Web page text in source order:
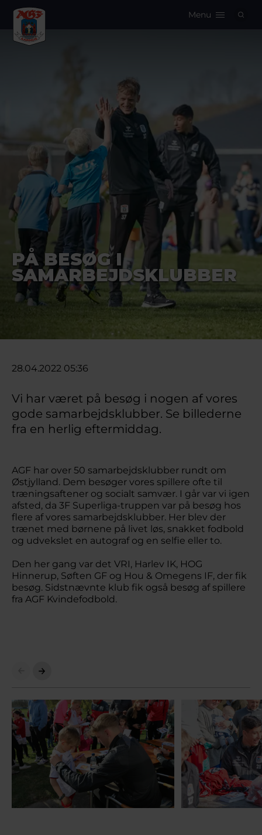
Menu
PÅ BESØG I
SAMARBEJDSKLUBBER
28.04.2022 05:36
Vi har været på besøg i nogen af vores
gode samarbejdsklubber. Se billederne
fra en herlig eftermiddag.
AGF har over 50 samarbejdsklubber rundt om
Østjylland. Dem besøger vores spillere ofte til
træningsaftener og socialt samvær. I går var vi igen
afsted, da 3F Superliga-truppen var på besøg hos
flere af vores samarbejdsklubber. Her blev der
trænet med børnene på livet løs, snakket fodbold
og udvekslet en autograf og en selfie eller to.
Den her gang var det VRI, Harlev IK, HOG
Hinnerup, Søften GF og Hou & Omegens IF, der fik
besøg. Sidstnævnte klub fik også besøg af spillere
fra AGF Kvindefodbold.